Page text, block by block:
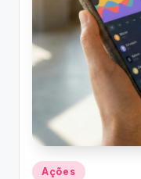
Posted
Ações